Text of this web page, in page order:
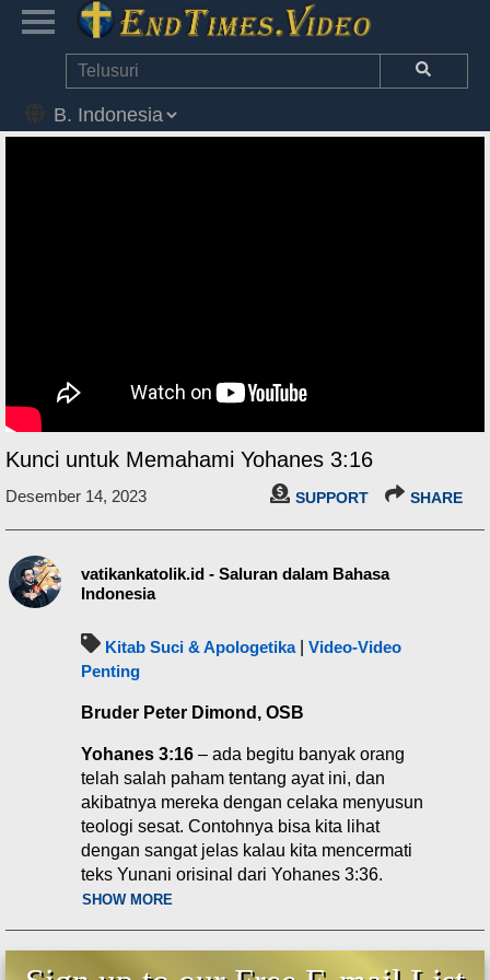
Kunci untuk Memahami Yohanes 3:16
Desember 14, 2023 SUPPORT SHARE
vatikankatolik.id - Saluran dalam Bahasa
Indonesia
Kitab Suci & Apologetika| Video-Video
Penting
Bruder Peter Dimond, OSB
Yohanes 3:16 – ada begitu banyak orang
telah salah paham tentang ayat ini, dan
akibatnya mereka dengan celaka menyusun
teologi sesat. Contohnya bisa kita lihat
dengan sangat jelas kalau kita mencermati
teks Yunani orisinal dari Yohanes 3:36.
Yohanes 3:16 berkata demikian:
SHOW MORE